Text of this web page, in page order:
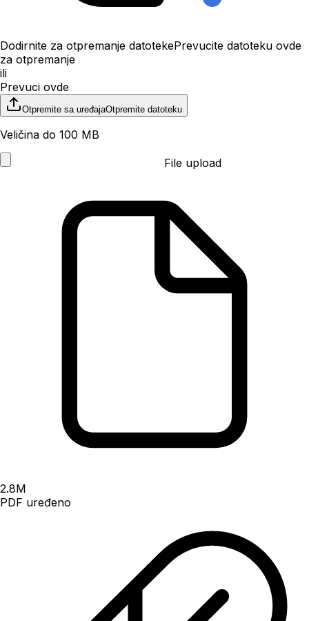
Dodirnite za otpremanje datotekePrevucite datoteku ovde
za otpremanje
ili
Prevuci ovde
Otpremite sa uređajaOtpremite datoteku
Veličina do 100 MB
File upload
2.8M
PDF uređeno